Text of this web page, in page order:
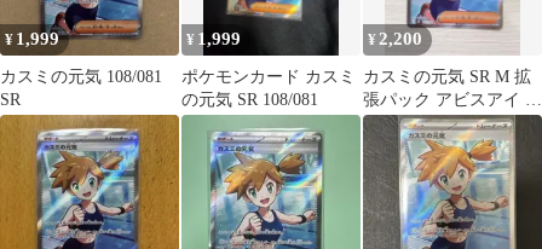
¥ 1,999
カスミの元気 108/081
SR
¥ 1,999
ポケモンカード カスミ
の元気 SR 108/081
¥ 2,200
カスミの元気 SR M 拡
張パック アビスアイ キ
ラ 108/081